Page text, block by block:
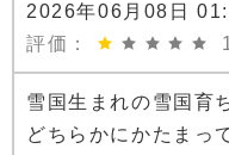
2026年06月08日
評価：
雪国生まれの雪国育
どちらかにかたまっ